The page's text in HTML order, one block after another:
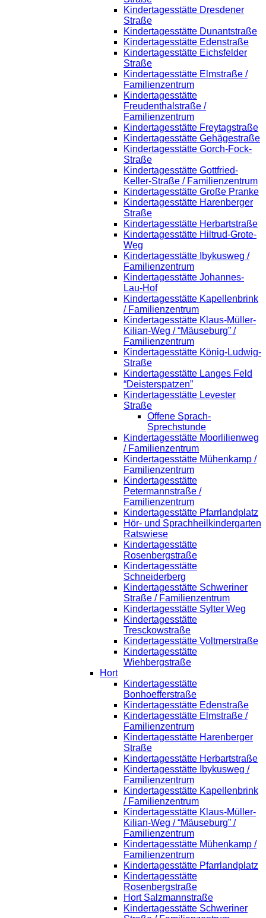
Kindertagesstätte Dresdener
Straße
Kindertagesstätte Dunantstraße
Kindertagesstätte Edenstraße
Kindertagesstätte Eichsfelder
Straße
Kindertagesstätte Elmstraße /
Familienzentrum
Kindertagesstätte
Freudenthalstraße /
Familienzentrum
Kindertagesstätte Freytagstraße
Kindertagesstätte Gehägestraße
Kindertagesstätte Gorch-Fock-
Straße
Kindertagesstätte Gottfried-
Keller-Straße / Familienzentrum
Kindertagesstätte Große Pranke
Kindertagesstätte Harenberger
Straße
Kindertagesstätte Herbartstraße
Kindertagesstätte Hiltrud-Grote-
Weg
Kindertagesstätte Ibykusweg /
Familienzentrum
Kindertagesstätte Johannes-
Lau-Hof
Kindertagesstätte Kapellenbrink
/ Familienzentrum
Kindertagesstätte Klaus-Müller-
Kilian-Weg / “Mäuseburg” /
Familienzentrum
Kindertagesstätte König-Ludwig-
Straße
Kindertagesstätte Langes Feld
“Deisterspatzen”
Kindertagesstätte Levester
Straße
Offene Sprach-
Sprechstunde
Kindertagesstätte Moorlilienweg
/ Familienzentrum
Kindertagesstätte Mühenkamp /
Familienzentrum
Kindertagesstätte
Petermannstraße /
Familienzentrum
Kindertagesstätte Pfarrlandplatz
Hör- und Sprachheilkindergarten
Ratswiese
Kindertagesstätte
Rosenbergstraße
Kindertagesstätte
Schneiderberg
Kindertagesstätte Schweriner
Straße / Familienzentrum
Kindertagesstätte Sylter Weg
Kindertagesstätte
Tresckowstraße
Kindertagesstätte Voltmerstraße
Kindertagesstätte
Wiehbergstraße
Hort
Kindertagesstätte
Bonhoefferstraße
Kindertagesstätte Edenstraße
Kindertagesstätte Elmstraße /
Familienzentrum
Kindertagesstätte Harenberger
Straße
Kindertagesstätte Herbartstraße
Kindertagesstätte Ibykusweg /
Familienzentrum
Kindertagesstätte Kapellenbrink
/ Familienzentrum
Kindertagesstätte Klaus-Müller-
Kilian-Weg / “Mäuseburg” /
Familienzentrum
Kindertagesstätte Mühenkamp /
Familienzentrum
Kindertagesstätte Pfarrlandplatz
Kindertagesstätte
Rosenbergstraße
Hort Salzmannstraße
Kindertagesstätte Schweriner